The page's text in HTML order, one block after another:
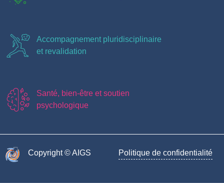
Accompagnement pluridisciplinaire
et revalidation
Santé, bien-être et soutien
psychologique
Copyright © AIGS​ Politique de confidentialité